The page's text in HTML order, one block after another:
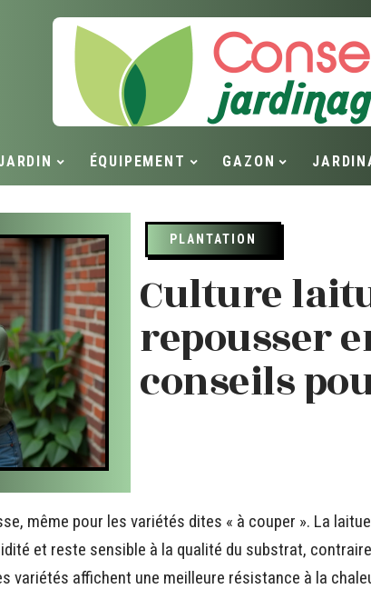
ÉQUIPEMENT GAZON
PLANTATION
Culture
repousser
conseils
même pour les variétés dites « à couper ». La laitue
et reste sensible à la qualité du substrat,
variétés affichent une meilleure résistance à la